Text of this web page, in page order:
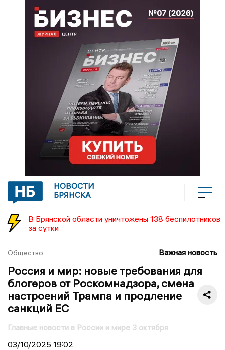
НОВОСТИ
БРЯНСКА
В Брянской области уничтожены 138 беспилотников
за сутки
Общество Важная новость
Россия и мир: новые требования для
блогеров от Роскомнадзора, смена
настроений Трампа и продление
санкций ЕС
Главные новости в России и мире 3 октября
03/10/2025 19:02